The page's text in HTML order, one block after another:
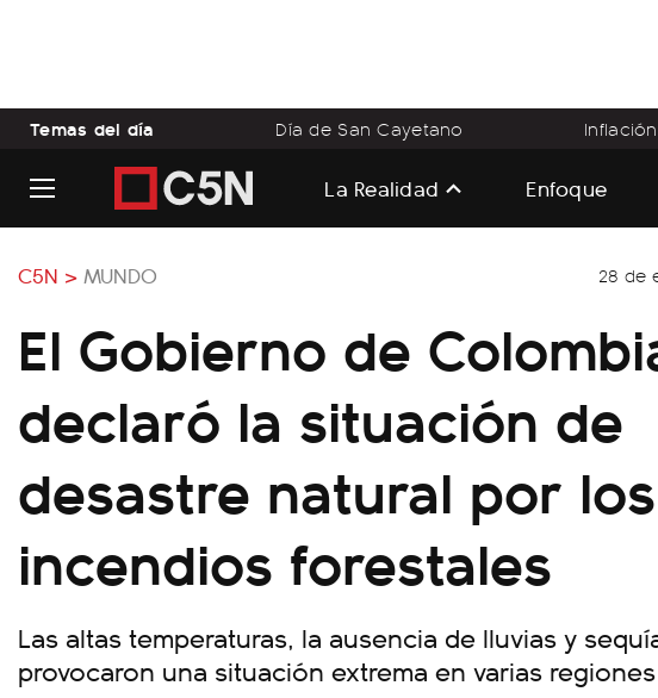
Temas del día Día de San Cayetano
La Realidad Enfoque
C5N > MUNDO 28 de
El Gobierno de
declaró la situación de
desastre natural por los
incendios forestales
Las altas temperaturas, la ausencia de lluvias y
provocaron una situación extrema en varias